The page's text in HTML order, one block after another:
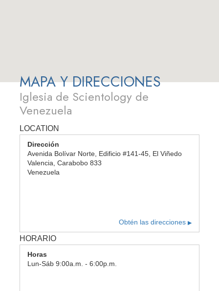
MAPA Y DIRECCIONES
Iglesia de Scientology de
Venezuela
LOCATION
Dirección
Avenida Bolívar Norte, Edificio #141-45, El Viñedo
Valencia, Carabobo 833
Venezuela
Obtén las direcciones ▶
HORARIO
Horas
Lun-Sáb 9:00a.m. - 6:00p.m.